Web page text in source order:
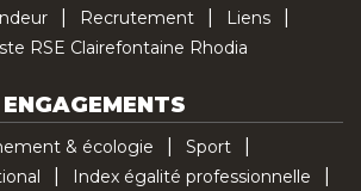
Recrutement
Liens
RSE Clairefontaine Rhodia
ENGAGEMENTS
& écologie
Sport
Index égalité professionnelle